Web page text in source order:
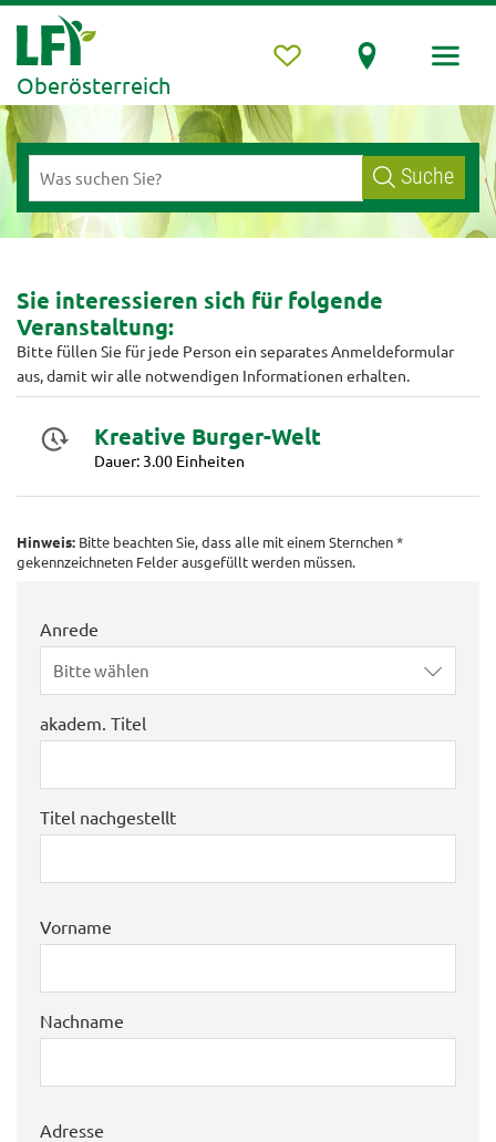
Oberösterreich
Suche
Sie interessieren sich für folgende
Veranstaltung:
Bitte füllen Sie für jede Person ein separates Anmeldeformular
aus, damit wir alle notwendigen Informationen erhalten.
Kreative Burger-Welt
Dauer: 3.00 Einheiten
Hinweis: Bitte beachten Sie, dass alle mit einem Sternchen *
gekennzeichneten Felder ausgefüllt werden müssen.
Anrede
Bitte wählen
akadem. Titel
Titel nachgestellt
Vorname
Nachname
Adresse